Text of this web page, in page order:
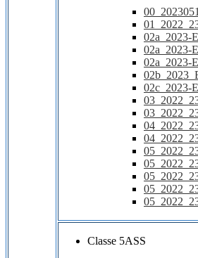
02a_2023-
02a_2023-
02a_2023-
02c_2023-
Classe 5ASS